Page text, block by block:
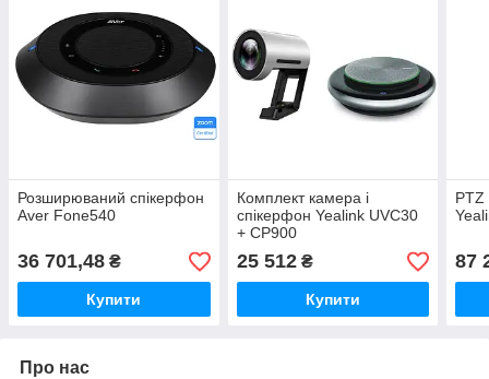
Розширюваний спікерфон
Aver Fone540
36 701,48 ₴
Купити
Комплект камера і
спікерфон Yealink UVC30
+ CP900
25 512₴
Купити
PTZ
87
Про нас